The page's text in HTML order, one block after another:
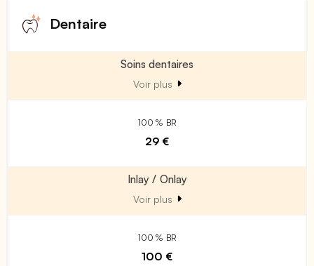
Dentaire
Soins dentaires
Voir plus
100 % BR
29 €
Inlay / Onlay
Voir plus
100 % BR
100 €